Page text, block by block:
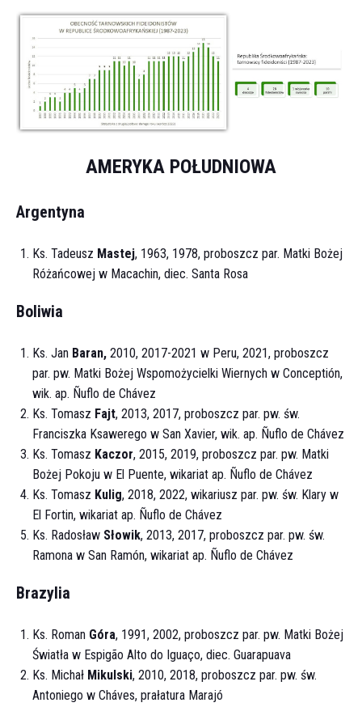
AMERYKA POŁUDNIOWA
Argentyna
Ks. Tadeusz Mastej, 1963, 1978, proboszcz par. Matki Bożej
Różańcowej w Macachin, diec. Santa Rosa
Boliwia
Ks. Jan Baran, 2010, 2017-2021 w Peru, 2021, proboszcz
par. pw. Matki Bożej Wspomożycielki Wiernych w Conceptión,
wik. ap. Ñuflo de Chávez
Ks. Tomasz Fajt, 2013, 2017, proboszcz par. pw. św.
Franciszka Ksawerego w San Xavier, wik. ap. Ñuflo de Chávez
Ks. Tomasz Kaczor, 2015, 2019, proboszcz par. pw. Matki
Bożej Pokoju w El Puente, wikariat ap. Ñuflo de Chávez
Ks. Tomasz Kulig, 2018, 2022, wikariusz par. pw. św. Klary w
El Fortin, wikariat ap. Ñuflo de Chávez
Ks. Radosław Słowik, 2013, 2017, proboszcz par. pw. św.
Ramona w San Ramón, wikariat ap. Ñuflo de Chávez
Brazylia
Ks. Roman Góra, 1991, 2002, proboszcz par. pw. Matki Bożej
Światła w Espigão Alto do Iguaço, diec. Guarapuava
Ks. Michał Mikulski, 2010, 2018, proboszcz par. pw. św.
Antoniego w Cháves, prałatura Marajó